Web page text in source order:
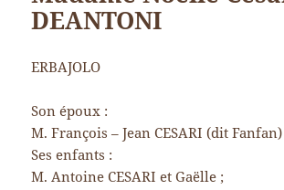
DEANTONI
ERBAJOLO
Son époux :
M. François – Jean CESARI (dit
Ses enfants :
M. Antoine CESARI et Gaëlle ;